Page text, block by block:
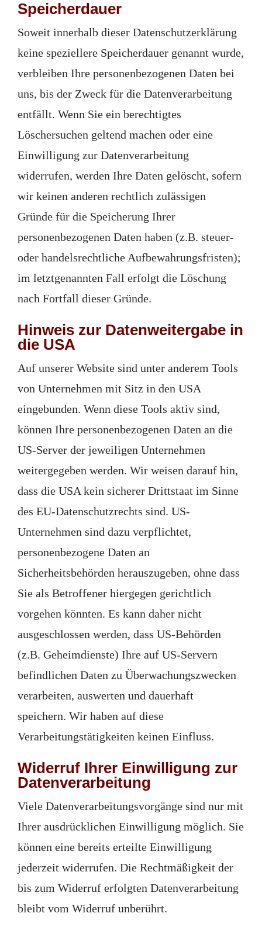
Speicherdauer
Soweit innerhalb dieser Datenschutzerklärung
keine speziellere Speicherdauer genannt wurde,
verbleiben Ihre personenbezogenen Daten bei
uns, bis der Zweck für die Datenverarbeitung
entfällt. Wenn Sie ein berechtigtes
Löschersuchen geltend machen oder eine
Einwilligung zur Datenverarbeitung
widerrufen, werden Ihre Daten gelöscht, sofern
wir keinen anderen rechtlich zulässigen
Gründe für die Speicherung Ihrer
personenbezogenen Daten haben (z.B. steuer-
oder handelsrechtliche Aufbewahrungsfristen);
im letztgenannten Fall erfolgt die Löschung
nach Fortfall dieser Gründe.
Hinweis zur Datenweitergabe in
die USA
Auf unserer Website sind unter anderem Tools
von Unternehmen mit Sitz in den USA
eingebunden. Wenn diese Tools aktiv sind,
können Ihre personenbezogenen Daten an die
US-Server der jeweiligen Unternehmen
weitergegeben werden. Wir weisen darauf hin,
dass die USA kein sicherer Drittstaat im Sinne
des EU-Datenschutzrechts sind. US-
Unternehmen sind dazu verpflichtet,
personenbezogene Daten an
Sicherheitsbehörden herauszugeben, ohne dass
Sie als Betroffener hiergegen gerichtlich
vorgehen könnten. Es kann daher nicht
ausgeschlossen werden, dass US-Behörden
(z.B. Geheimdienste) Ihre auf US-Servern
befindlichen Daten zu Überwachungszwecken
verarbeiten, auswerten und dauerhaft
speichern. Wir haben auf diese
Verarbeitungstätigkeiten keinen Einfluss.
Widerruf Ihrer Einwilligung zur
Datenverarbeitung
Viele Datenverarbeitungsvorgänge sind nur mit
Ihrer ausdrücklichen Einwilligung möglich. Sie
können eine bereits erteilte Einwilligung
jederzeit widerrufen. Die Rechtmäßigkeit der
bis zum Widerruf erfolgten Datenverarbeitung
bleibt vom Widerruf unberührt.